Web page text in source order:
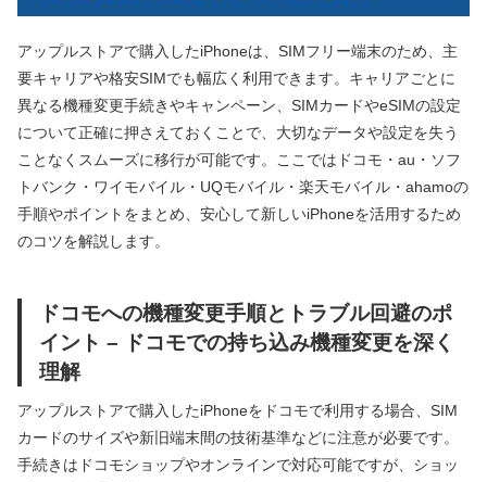
アップルストアで購入したiPhoneは、SIMフリー端末のため、主
要キャリアや格安SIMでも幅広く利用できます。キャリアごとに
異なる機種変更手続きやキャンペーン、SIMカードやeSIMの設定
について正確に押さえておくことで、大切なデータや設定を失う
ことなくスムーズに移行が可能です。ここではドコモ・au・ソフ
トバンク・ワイモバイル・UQモバイル・楽天モバイル・ahamoの
手順やポイントをまとめ、安心して新しいiPhoneを活用するため
のコツを解説します。
ドコモへの機種変更手順とトラブル回避のポ
イント – ドコモでの持ち込み機種変更を深く
理解
アップルストアで購入したiPhoneをドコモで利用する場合、SIM
カードのサイズや新旧端末間の技術基準などに注意が必要です。
手続きはドコモショップやオンラインで対応可能ですが、ショッ